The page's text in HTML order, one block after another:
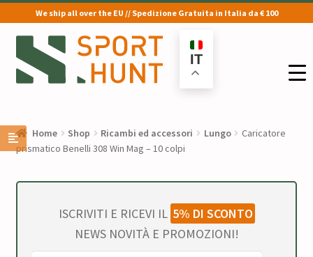
We ship all over the EU // Spedizione Gratuita in Italia da € 100
Vai
alla
navigazione
Vai
al
contenuto
IT
Home Shop Ricambi ed accessori Lungo
Caricatore
prismatico Benelli 308 Win Mag – 10 colpi
ISCRIVITI E RICEVI IL 5% DI SCONTO
NEWS NOVITÀ E PROMOZIONI!